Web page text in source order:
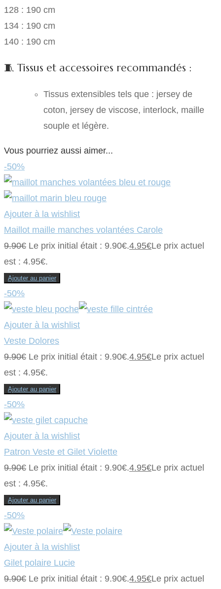
128 : 190 cm
134 : 190 cm
140 : 190 cm
🧵 Tissus et accessoires recommandés :
Tissus extensibles tels que : jersey de
coton, jersey de viscose, interlock, maille
souple et légère.
Vous pourriez aussi aimer...
-50%
Ajouter à la wishlist
Maillot maille manches volantées Carole
9.90€ Le prix initial était : 9.90€.4.95€Le prix actuel
est : 4.95€.
Ajouter au panier
-50%
Ajouter à la wishlist
Veste Dolores
9.90€ Le prix initial était : 9.90€.4.95€Le prix actuel
est : 4.95€.
Ajouter au panier
-50%
Ajouter à la wishlist
Patron Veste et Gilet Violette
9.90€ Le prix initial était : 9.90€.4.95€Le prix actuel
est : 4.95€.
Ajouter au panier
-50%
Ajouter à la wishlist
Gilet polaire Lucie
9.90€ Le prix initial était : 9.90€.4.95€Le prix actuel